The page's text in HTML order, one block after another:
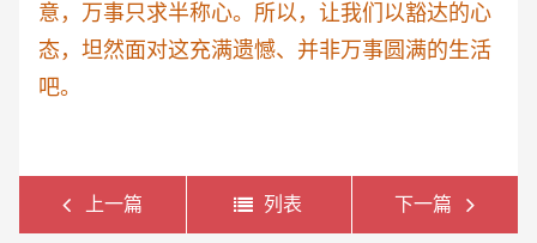
意，万事只求半称心。所以，让我们以豁达的心
态，坦然面对这充满遗憾、并非万事圆满的生活
吧。
上一篇 列表 下一篇